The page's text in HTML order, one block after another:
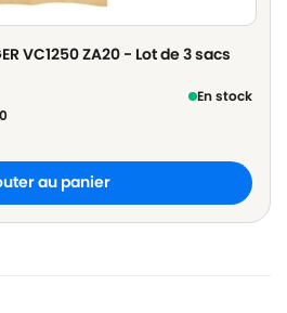
VC1250 ZA20 - Lot de 3 sacs
En stock
au panier